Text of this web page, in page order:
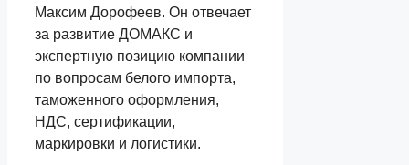
Максим Дорофеев. Он отвечает
за развитие ДОМАКС и
экспертную позицию компании
по вопросам белого импорта,
таможенного оформления,
НДС, сертификации,
маркировки и логистики.